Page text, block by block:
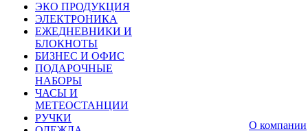
ЭКО ПРОДУКЦИЯ
ЭЛЕКТРОНИКА
ЕЖЕДНЕВНИКИ И
БЛОКНОТЫ
БИЗНЕС И ОФИС
ПОДАРОЧНЫЕ
НАБОРЫ
ЧАСЫ И
МЕТЕОСТАНЦИИ
РУЧКИ
О компании